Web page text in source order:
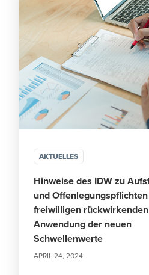
AKTUELLES
Hinweise des IDW zu
und
freiwilligen rückwirkenden
Anwendung der neuen
Schwellenwerte
APRIL 24, 2024